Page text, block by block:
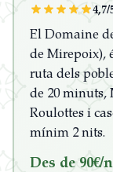
4,7/
El Domaine
de Mirepoix),
ruta dels
de 20 minuts,
Roulottes i
mínim 2 nits.
Des de 90€/